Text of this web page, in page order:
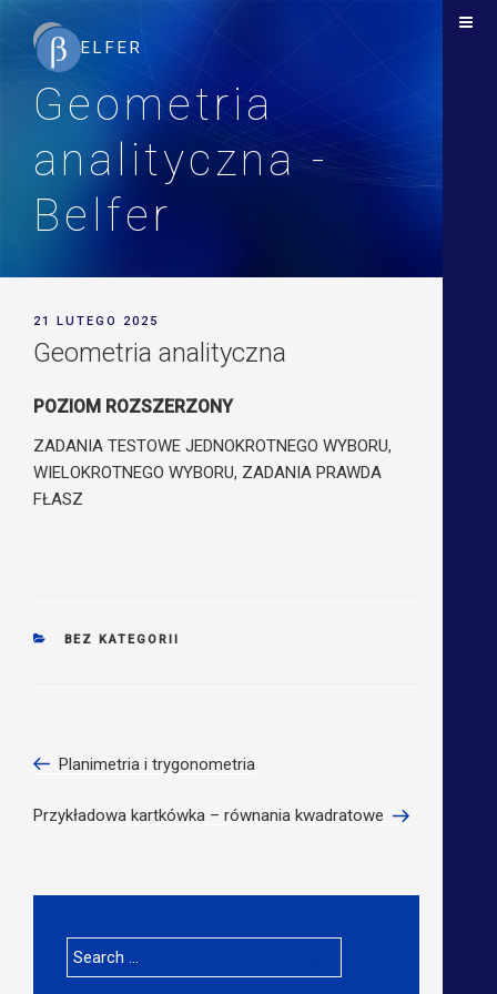
Geometria
analityczna -
Belfer
POSTED
ON
21 LUTEGO 2025
Geometria analityczna
POZIOM ROZSZERZONY
ZADANIA TESTOWE JEDNOKROTNEGO WYBORU,
WIELOKROTNEGO WYBORU, ZADANIA PRAWDA
FŁASZ
CATEGORIES
BEZ KATEGORII
wpisu
Previous
Planimetria i trygonometria
Next
Przykładowa kartkówka – równania kwadratowe
Search
for: